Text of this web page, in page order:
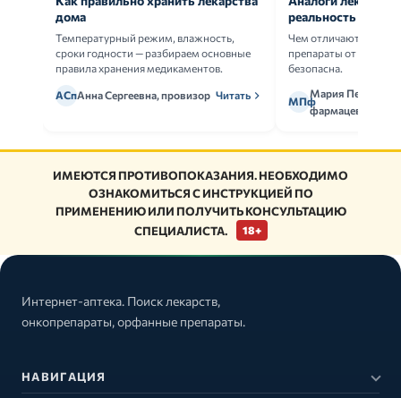
дома
Температурный режим, влажность,
сроки годности — разбираем основные
правила хранения медикаментов.
АСпАнна Сергеевна, провизор Читать
реальность
Чем отличаются
препараты от
безопасна.
МПф
Мария Петрова,
фармацевт
ИМЕЮТСЯ ПРОТИВОПОКАЗАНИЯ. НЕОБХОДИМО
ОЗНАКОМИТЬСЯ С ИНСТРУКЦИЕЙ ПО
ПРИМЕНЕНИЮ ИЛИ ПОЛУЧИТЬ КОНСУЛЬТАЦИЮ
СПЕЦИАЛИСТА.
18+
Интернет-аптека. Поиск лекарств,
онкопрепараты, орфанные препараты.
НАВИГАЦИЯ